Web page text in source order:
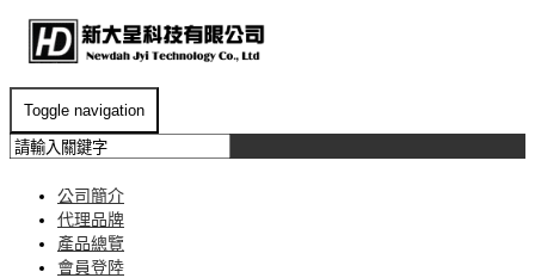
Toggle navigation
公司簡介
代理品牌
產品總覽
會員登陸